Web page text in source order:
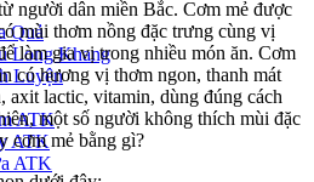
Quả
Long Khang
Luyện
ATK
ATK
ATK
người dân miền Bắc. Cơm mẻ được
mùi thơm nồng đặc trưng cùng vị
làm gia vị trong nhiều món ăn. Cơm
có hương vị thơm ngon, thanh mát
axit lactic, vitamin, dùng đúng cách
một số người không thích mùi đặc
cơm mẻ bằng gì?